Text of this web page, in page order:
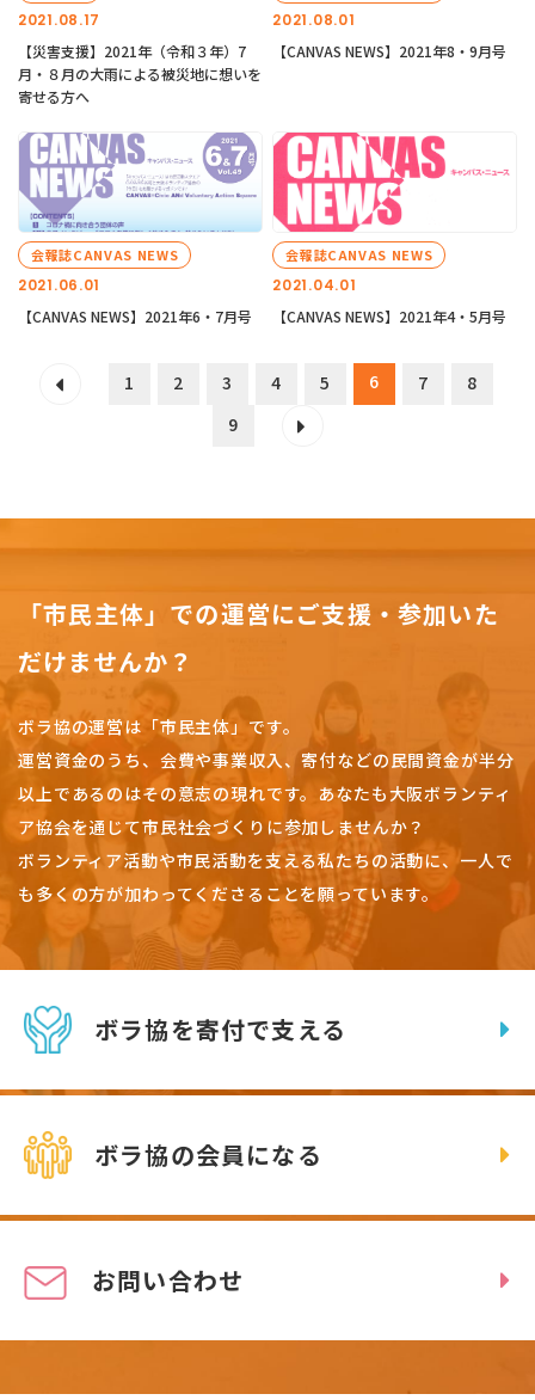
2021.08.17
【災害支援】2021年（令和３年）7
月・８月の大雨による被災地に想いを
寄せる方へ
2021.08.01
【CANVAS NEWS】2021年8・9月号
2021.06.01
会報誌CANVAS NEWS
【CANVAS NEWS】2021年6・7月号
2021.04.01
会報誌CANVAS NEWS
【CANVAS NEWS】2021年4・5月号
1 2 3 4 5 6 7
8
9
「市民主体」での運営にご支援・参加いた
だけませんか？
ボラ協の運営は「市民主体」です。
運営資金のうち、会費や事業収入、寄付などの民間資金が半分
以上であるのはその意志の現れです。 あなたも大阪ボランティ
ア協会を通じて市民社会づくりに参加しませんか？
ボランティア活動や市民活動を支える私たちの活動に、一人で
も多くの方が加わってくださることを願っています。
ボラ協を寄付で支える
ボラ協の会員になる
お問い合わせ